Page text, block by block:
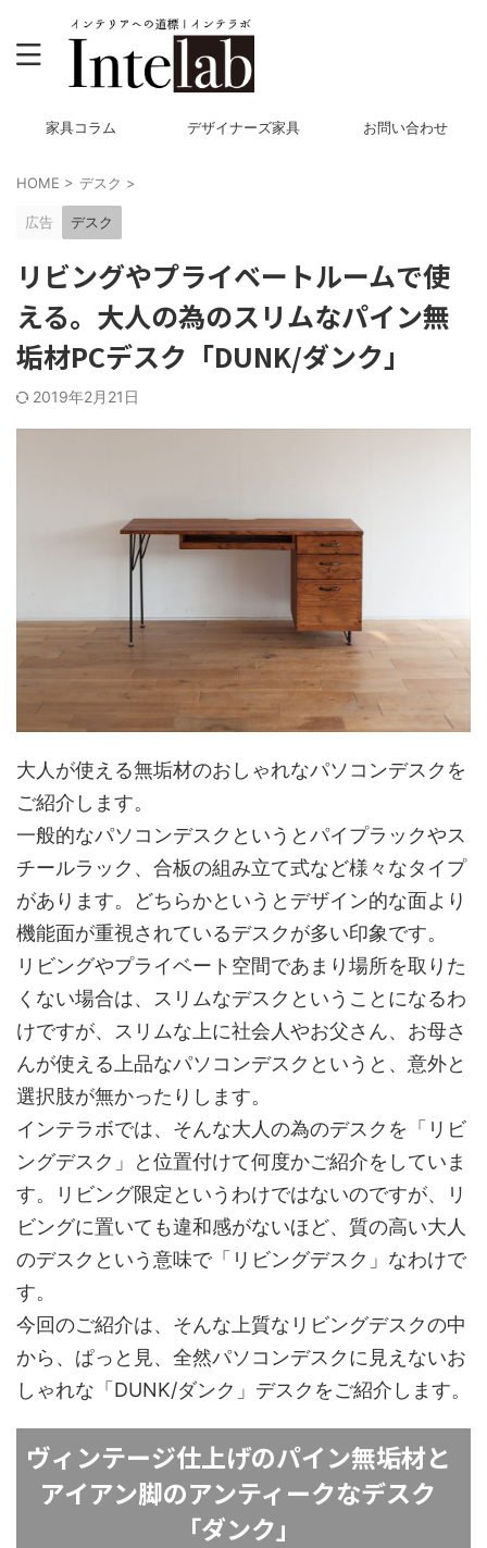
家具コラム デザイナーズ家具 お問い合わせ
HOME > デスク >
広告 デスク
リビングやプライベートルームで使
える。大人の為のスリムなパイン無
垢材PCデスク「DUNK/ダンク」
2019年2月21日
大人が使える無垢材のおしゃれなパソコンデスクを
ご紹介します。
一般的なパソコンデスクというとパイプラックやス
チールラック、合板の組み立て式など様々なタイプ
があります。どちらかというとデザイン的な面より
機能面が重視されているデスクが多い印象です。
リビングやプライベート空間であまり場所を取りた
くない場合は、スリムなデスクということになるわ
けですが、スリムな上に社会人やお父さん、お母さ
んが使える上品なパソコンデスクというと、意外と
選択肢が無かったりします。
インテラボでは、そんな大人の為のデスクを「リビ
ングデスク」と位置付けて何度かご紹介をしていま
す。リビング限定というわけではないのですが、リ
ビングに置いても違和感がないほど、質の高い大人
のデスクという意味で「リビングデスク」なわけで
す。
今回のご紹介は、そんな上質なリビングデスクの中
から、ぱっと見、全然パソコンデスクに見えないお
しゃれな「DUNK/ダンク」デスクをご紹介します。
ヴィンテージ仕上げのパイン無垢材と
アイアン脚のアンティークなデスク
「ダンク」